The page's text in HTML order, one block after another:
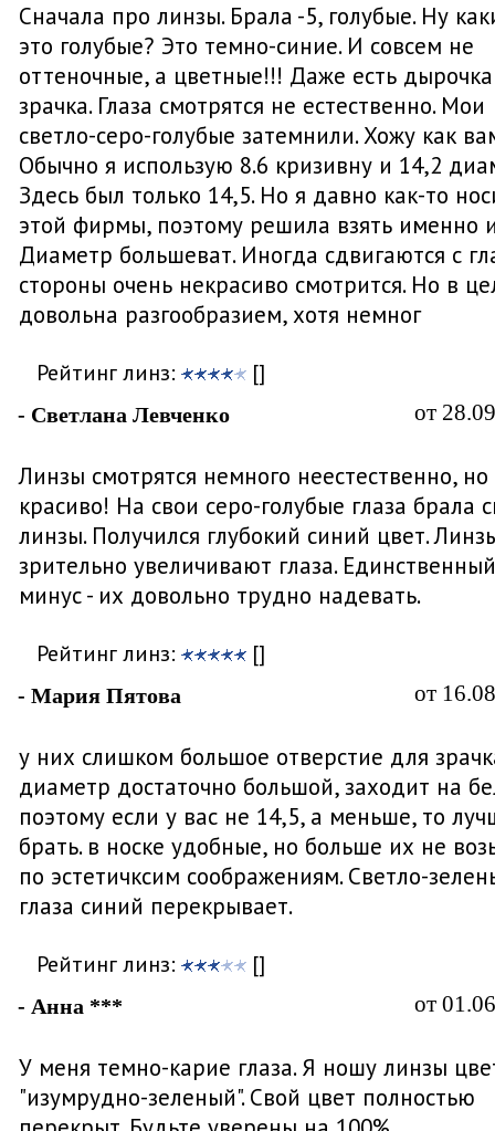
Сначала про линзы. Брала -5, голубые. Ну
это голубые? Это темно-синие. И совсем не
оттеночные, а цветные!!! Даже есть
зрачка. Глаза смотрятся не естественно. Мои
светло-серо-голубые затемнили. Хожу как
Обычно я использую 8.6 кризивну и 14,2
Здесь был только 14,5. Но я давно как-то
этой фирмы, поэтому решила взять именно
Диаметр большеват. Иногда сдвигаются с
стороны очень некрасиво смотрится. Но в
довольна разгообразием, хотя немног
Рейтинг линз: []
- Светлана Левченко от
Линзы смотрятся немного неестественно, но
красиво! На свои серо-голубые глаза брала
линзы. Получился глубокий синий цвет.
зрительно увеличивают глаза. Единственный
минус - их довольно трудно надевать.
Рейтинг линз: []
- Мария Пятова от
у них слишком большое отверстие для
диаметр достаточно большой, заходит на
поэтому если у вас не 14,5, а меньше, то
брать. в носке удобные, но больше их не
по эстетичксим соображениям. Светло-
глаза синий перекрывает.
Рейтинг линз: []
- Анна *** от
У меня темно-карие глаза. Я ношу линзы
"изумрудно-зеленый". Свой цвет полностью